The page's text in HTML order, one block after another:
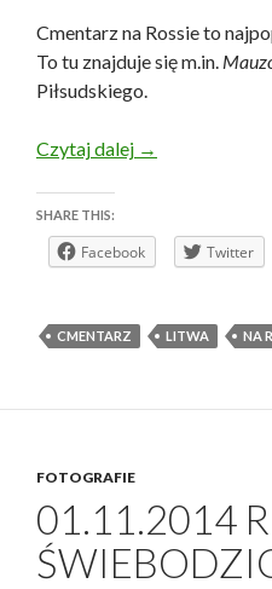
Cmentarz na Rossie to
To tu znajduje się m.in.
Piłsudskiego.
Czytaj dalej Wileńskie
→
SHARE THIS:
Facebook Twitter
CMENTARZ LITWA NA
FOTOGRAFIE
01.11.2014